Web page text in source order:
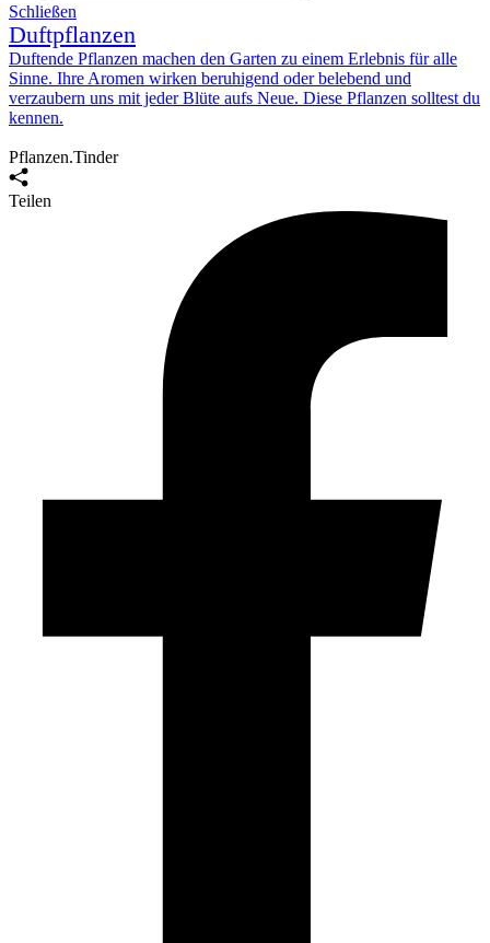
Schließen
Duftpflanzen
Duftende Pflanzen machen den Garten zu einem Erlebnis für alle
Sinne. Ihre Aromen wirken beruhigend oder belebend und
verzaubern uns mit jeder Blüte aufs Neue. Diese Pflanzen solltest du
kennen.
Pflanzen.Tinder
Teilen